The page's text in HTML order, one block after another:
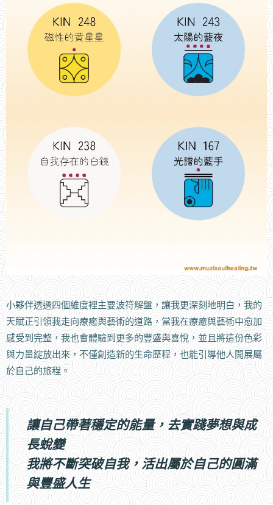
小夥伴透過四個維度裡主要波符解盤，讓我更深刻地明白，我的
天賦正引領我走向療癒與藝術的道路，當我在療癒與藝術中愈加
感受到完整，我也會體驗到更多的豐盛與喜悅，並且將這份色彩
與力量綻放出來，不僅創造新的生命歷程，也能引導他人開展屬
於自己的旅程。
讓自己帶著穩定的能量，去實踐夢想與成
長蛻變
我將不斷突破自我，活出屬於自己的圓滿
與豐盛人生